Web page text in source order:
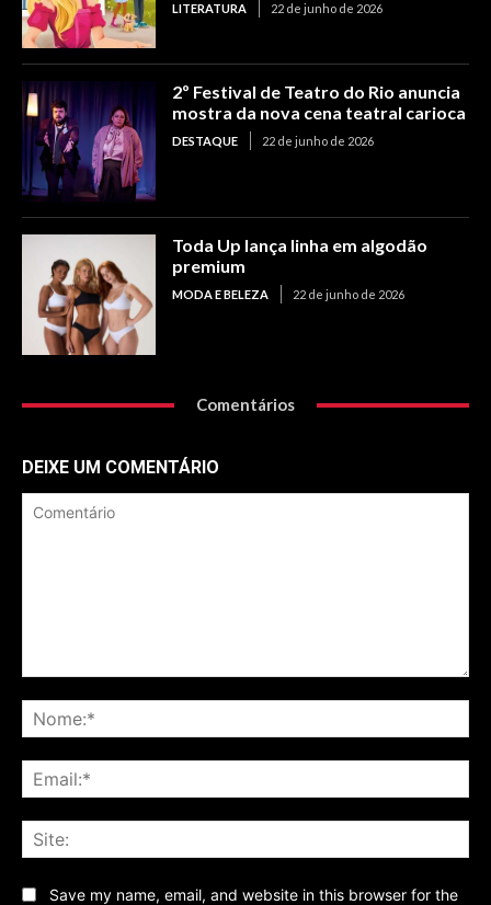
LITERATURA 22 de junho de 2026
2º Festival de Teatro do Rio anuncia
mostra da nova cena teatral carioca
DESTAQUE 22 de junho de 2026
Toda Up lança linha em algodão
premium
MODA E BELEZA 22 de junho de 2026
Comentários
DEIXE UM COMENTÁRIO
Save my name, email, and website in this browser for the